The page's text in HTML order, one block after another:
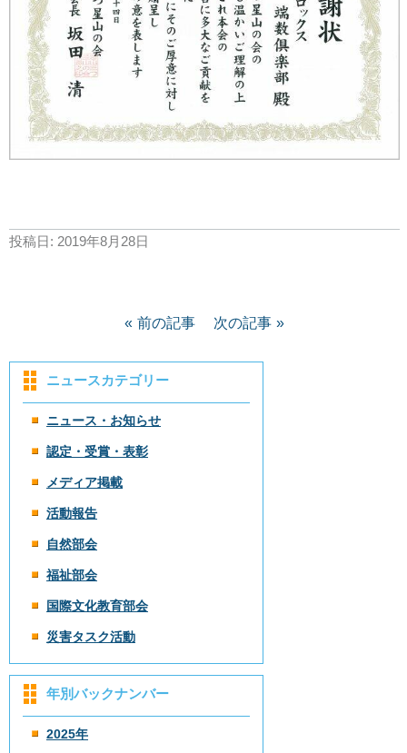
投稿日: 2019年8月28日
前の記事 次の記事
ニュースカテゴリー
ニュース・お知らせ
認定・受賞・表彰
メディア掲載
活動報告
自然部会
福祉部会
国際文化教育部会
災害タスク活動
年別バックナンバー
2025年